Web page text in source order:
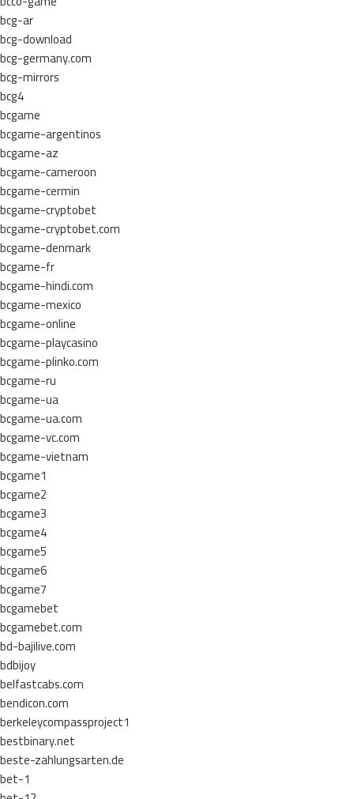
bcg-ar
bcg-download
bcg-germany.com
bcg-mirrors
bcg4
bcgame
bcgame-argentinos
bcgame-az
bcgame-cameroon
bcgame-cermin
bcgame-cryptobet
bcgame-cryptobet.com
bcgame-denmark
bcgame-fr
bcgame-hindi.com
bcgame-mexico
bcgame-online
bcgame-playcasino
bcgame-plinko.com
bcgame-ru
bcgame-ua
bcgame-ua.com
bcgame-vc.com
bcgame-vietnam
bcgame1
bcgame2
bcgame3
bcgame4
bcgame5
bcgame6
bcgame7
bcgamebet
bcgamebet.com
bd-bajilive.com
bdbijoy
belfastcabs.com
bendicon.com
berkeleycompassproject1
bestbinary.net
beste-zahlungsarten.de
bet-1